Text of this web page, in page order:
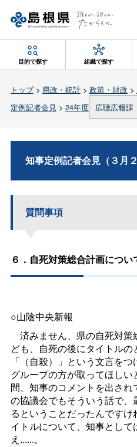
目的で探す 組織で探す
トップ> 県政・統計> 政策・財政 >
定例記者会見> 24年度 広聴広報課
知事定例記者会見（３月
質問事項
６．自死対策総合計画につい
○山陰中央新報
済みません、県の自死対策
ども、自死の後にタイトル
「（自殺）」という文言を
グループの方が取ってほし
間、知事のコメントを出さ
の協議会でもそういう話で
るということだったんです
イトルについて、知事とし
え......。